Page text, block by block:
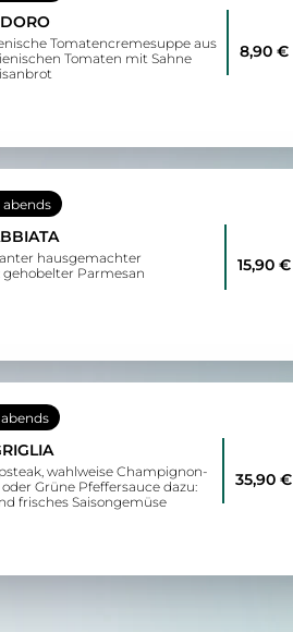
Tomatencremesuppe aus
Tomaten mit Sahne
8,90 €
abends
hausgemachter
gehobelter Parmesan
15,90 €
abends
wahlweise Champignon-
Grüne Pfeffersauce dazu:
frisches Saisongemüse
35,90 €